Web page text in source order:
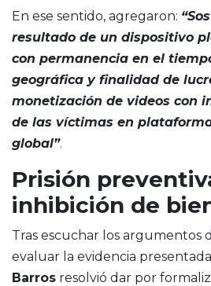
En ese sentido, agregaron:
resultado de un dispositivo
con permanencia en el
geográfica y finalidad de
monetización de videos con
de las víctimas en
global”.
Prisión
inhibición de
Tras escuchar los argumentos
evaluar la evidencia
Barros resolvió dar por